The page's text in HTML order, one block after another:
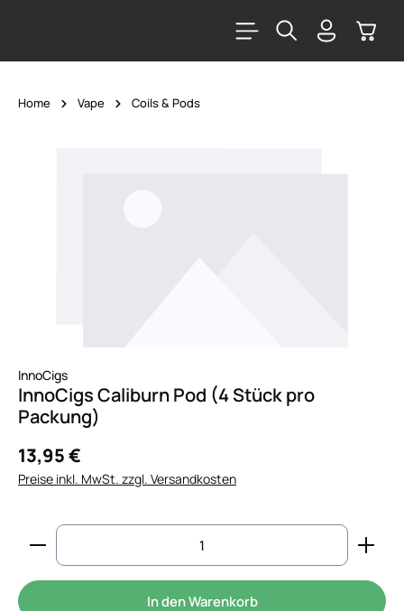
Home Vape Coils & Pods
InnoCigs
InnoCigs Caliburn Pod (4 Stück pro
Packung)
13,95 €
Preise inkl. MwSt. zzgl. Versandkosten
Produkt Anzahl: Gib den gewünschten Wert
In den Warenkorb